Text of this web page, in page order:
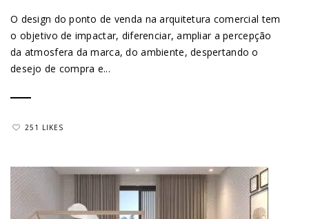
O design do ponto de venda na arquitetura comercial tem
o objetivo de impactar, diferenciar, ampliar a percepção
da atmosfera da marca, do ambiente, despertando o
desejo de compra e...
251 LIKES